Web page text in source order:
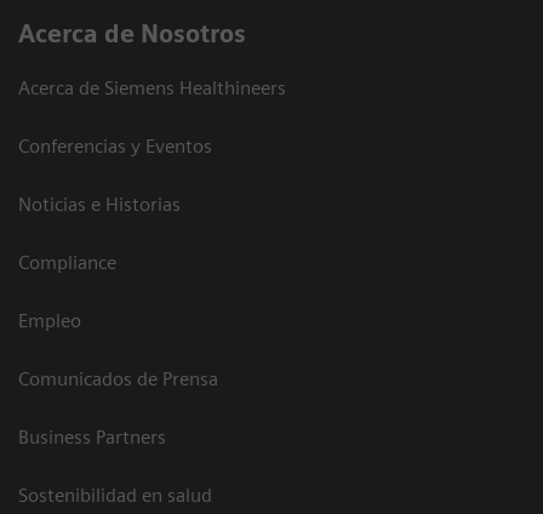
Acerca de Nosotros
Acerca de Siemens Healthineers
Conferencias y Eventos
Noticias e Historias
Compliance
Empleo
Comunicados de Prensa
Business Partners
Sostenibilidad en salud